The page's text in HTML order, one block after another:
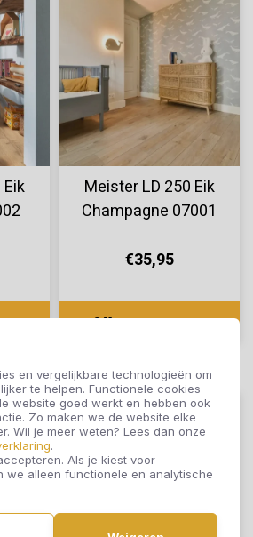
en vergelijkbare technologieën om
te helpen. Functionele cookies
website goed werkt en hebben ook
Zo maken we de website elke
Wil je meer weten? Lees dan onze
.
Als je kiest voor
we alleen functionele en analytische
Meister LD 250 Eik
Champagne 07001
€35,95
Offerte aanvragen